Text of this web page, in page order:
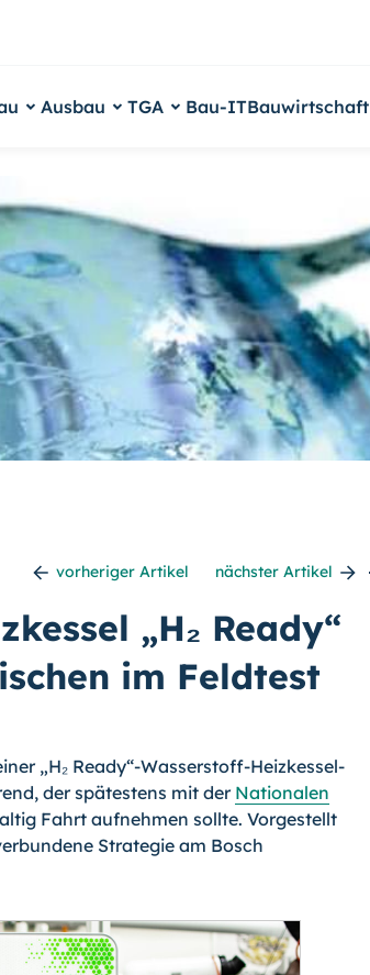
Ausbau TGA Bau-ITBauwirtschaft
vorheriger Artikel nächster Artikel
„H₂ Ready“
im Feldtest
„H₂ Ready“-Wasserstoff-Heiz­kessel-
der spätestens mit der Nationalen
Fahrt aufnehmen sollte. Vorgestellt
Strategie am Bosch